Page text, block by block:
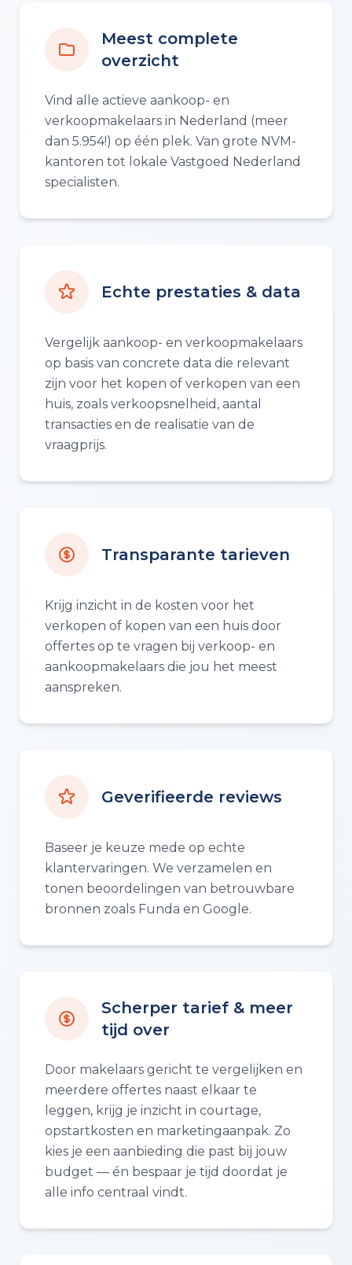
Meest complete
overzicht
Vind alle actieve aankoop- en
verkoopmakelaars in Nederland (meer
dan 5.954!) op één plek. Van grote NVM-
kantoren tot lokale Vastgoed Nederland
specialisten.
Echte prestaties & data
Vergelijk aankoop- en verkoopmakelaars
op basis van concrete data die relevant
zijn voor het kopen of verkopen van een
huis, zoals verkoopsnelheid, aantal
transacties en de realisatie van de
vraagprijs.
Transparante tarieven
Krijg inzicht in de kosten voor het
verkopen of kopen van een huis door
offertes op te vragen bij verkoop- en
aankoopmakelaars die jou het meest
aanspreken.
Geverifieerde reviews
Baseer je keuze mede op echte
klantervaringen. We verzamelen en
tonen beoordelingen van betrouwbare
bronnen zoals Funda en Google.
Scherper tarief & meer
tijd over
Door makelaars gericht te vergelijken en
meerdere offertes naast elkaar te
leggen, krijg je inzicht in courtage,
opstartkosten en marketingaanpak. Zo
kies je een aanbieding die past bij jouw
budget — én bespaar je tijd doordat je
alle info centraal vindt.